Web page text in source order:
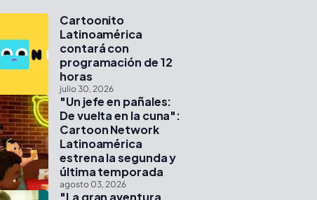
Cartoonito
Latinoamérica
contará con
programación de 12
horas
julio 30, 2026
"Un jefe en pañales:
De vuelta en la cuna":
Cartoon Network
Latinoamérica
estrena la segunda y
última temporada
agosto 03, 2026
"La gran aventura